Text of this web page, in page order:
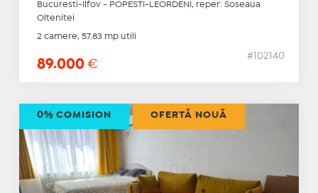
Bucuresti-Ilfov - POPESTI-LEORDENI, reper: Soseaua
Oltenitei
2 camere, 57.83 mp utili
89.000 €
#102140
0% COMISION OFERTĂ NOUĂ